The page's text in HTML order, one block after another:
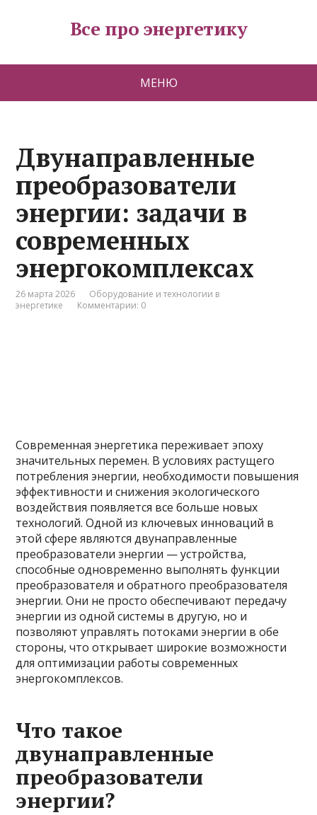
Все про энергетику
МЕНЮ
Двунаправленные
преобразователи
энергии: задачи в
современных
энергокомплексах
26 марта 2026
Оборудование и технологии в
энергетике
Комментарии: 0
Современная энергетика переживает эпоху
значительных перемен. В условиях растущего
потребления энергии, необходимости повышения
эффективности и снижения экологического
воздействия появляется все больше новых
технологий. Одной из ключевых инноваций в
этой сфере являются двунаправленные
преобразователи энергии — устройства,
способные одновременно выполнять функции
преобразователя и обратного преобразователя
энергии. Они не просто обеспечивают передачу
энергии из одной системы в другую, но и
позволяют управлять потоками энергии в обе
стороны, что открывает широкие возможности
для оптимизации работы современных
энергокомплексов.
Что такое
двунаправленные
преобразователи
энергии?